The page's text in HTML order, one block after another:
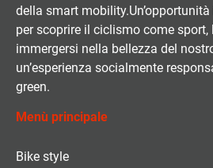
della smart
per scoprire il ciclismo come
immergersi nella bellezza del
un’esperienza socialmente
green.
Menù principale
Bike style